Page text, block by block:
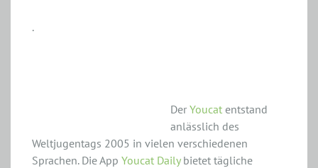
.
Der Youcat entstand
anlässlich des
Weltjugentags 2005 in vielen verschiedenen
Sprachen. Die App Youcat Dailybietet tägliche